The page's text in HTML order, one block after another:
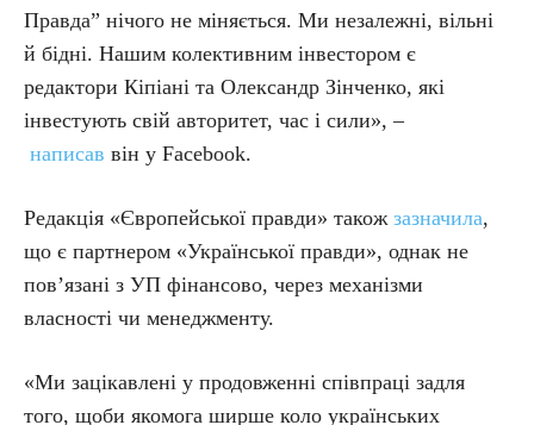
Правда” нічого не міняється. Ми незалежні, вільні
й бідні. Нашим колективним інвестором є
редактори Кіпіані та Олександр Зінченко, які
інвестують свій авторитет, час і сили», –
написав він у Facebook.
Редакція «Європейської правди» також зазначила,
що є партнером «Української правди», однак не
пов’язані з УП фінансово, через механізми
власності чи менеджменту.
«Ми зацікавлені у продовженні співпраці задля
того, щоби якомога ширше коло українських